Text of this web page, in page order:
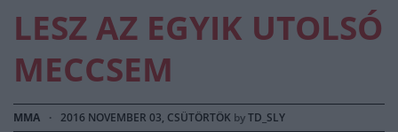
LESZ AZ EGYIK UTOLSÓ
MECCSEM
MMA · 2016 NOVEMBER 03, CSÜTÖRTÖK byTD_SLY